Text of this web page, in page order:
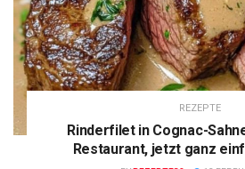
REZEPTE
Rinderfilet in Cognac-
Restaurant, jetzt ganz